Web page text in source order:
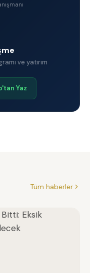
ve yatırım
Yaz
Tüm haberler